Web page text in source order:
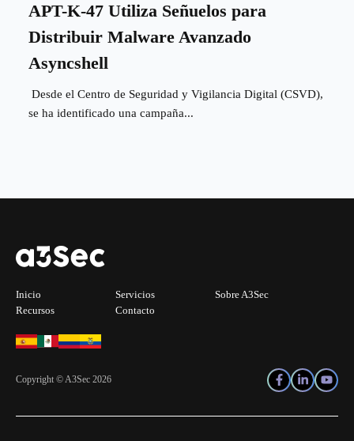
APT-K-47 Utiliza Señuelos para
Distribuir Malware Avanzado
Asyncshell
Desde el Centro de Seguridad y Vigilancia Digital (CSVD),
se ha identificado una campaña...
Inicio Servicios
Sobre A3Sec
Recursos
Contacto
Copyright © A3Sec 2026